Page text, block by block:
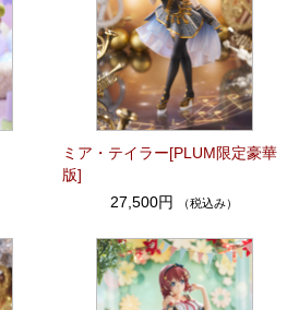
ミア・テイラー[PLUM限定豪華
版]
27,500円
（税込み）